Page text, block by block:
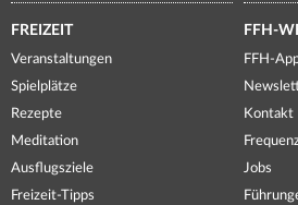
FREIZEIT
Veranstaltungen
Spielplätze
Rezepte
Meditation
Ausflugsziele
Freizeit-Tipps
FFH-
FFH-
Kontakt
Jobs